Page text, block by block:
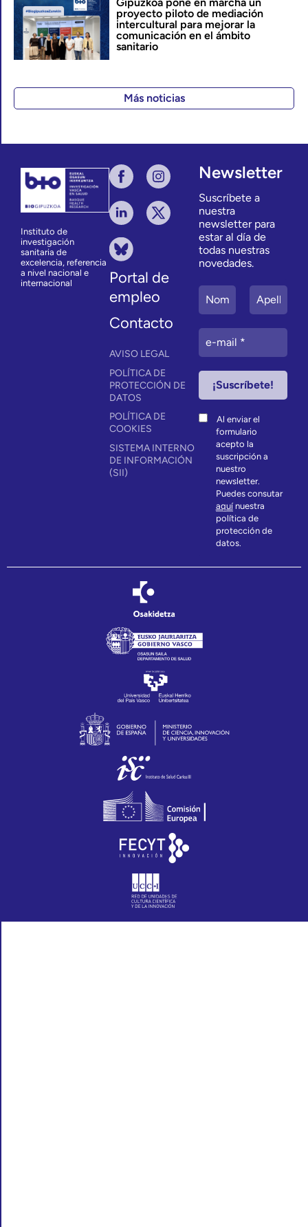
proyecto piloto de mediación
intercultural para mejorar la
comunicación en el ámbito
sanitario
Más noticias
Instituto de
investigación
sanitaria de
excelencia, referencia
a nivel nacional e
internacional
Portal de
empleo
Contacto
AVISO LEGAL
POLÍTICA DE
PROTECCIÓN DE
DATOS
POLÍTICA DE
COOKIES
SISTEMA INTERNO
DE INFORMACIÓN
(SII)
Newsletter
Suscríbete a
nuestra
newsletter para
estar al día de
todas nuestras
novedades.
Al enviar el
formulario
acepto la
suscripción a
nuestro
newsletter.
Puedes consutar
aquínuestra
política de
protección de
datos.